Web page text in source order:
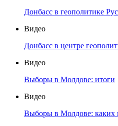
Донбасс в геополитике
Видео
Донбасс в центре
Видео
Выборы в Молдове: итоги
Видео
Выборы в Молдове: каких